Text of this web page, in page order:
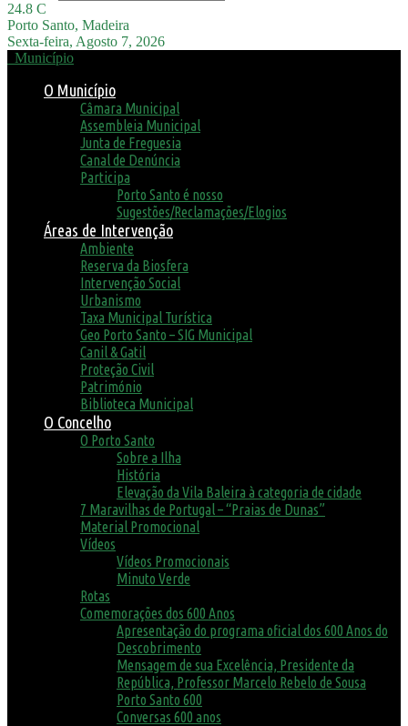
24.8 C
Porto Santo, Madeira
Sexta-feira, Agosto 7, 2026
Município
O Município
Câmara Municipal
Assembleia Municipal
Junta de Freguesia
Canal de Denúncia
Participa
Porto Santo é nosso
Sugestões/Reclamações/Elogios
Áreas de Intervenção
Ambiente
Reserva da Biosfera
Intervenção Social
Urbanismo
Taxa Municipal Turística
Geo Porto Santo – SIG Municipal
Canil & Gatil
Proteção Civil
Património
Biblioteca Municipal
O Concelho
O Porto Santo
Sobre a Ilha
História
Elevação da Vila Baleira à categoria de cidade
7 Maravilhas de Portugal – “Praias de Dunas”
Material Promocional
Vídeos
Vídeos Promocionais
Minuto Verde
Rotas
Comemorações dos 600 Anos
Apresentação do programa oficial dos 600 Anos do
Descobrimento
Mensagem de sua Excelência, Presidente da
República, Professor Marcelo Rebelo de Sousa
Porto Santo 600
Conversas 600 anos